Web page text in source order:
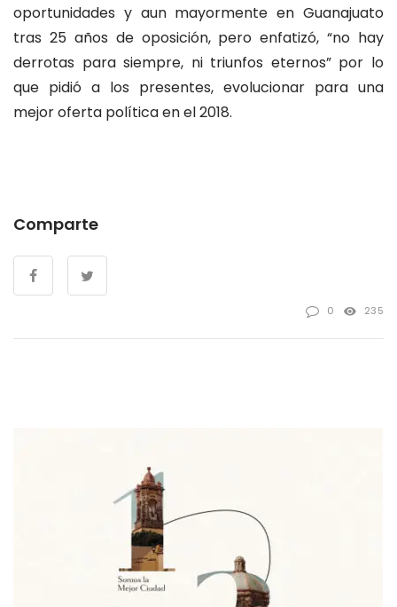
oportunidades y aun mayormente en Guanajuato
tras 25 años de oposición, pero enfatizó, “no hay
derrotas para siempre, ni triunfos eternos” por lo
que pidió a los presentes, evolucionar para una
mejor oferta política en el 2018.
Comparte
0 235